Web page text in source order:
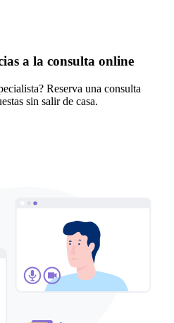
a la consulta online
Reserva una consulta
sin salir de casa.